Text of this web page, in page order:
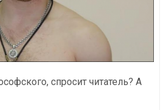
спросит читатель? А